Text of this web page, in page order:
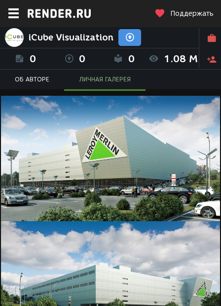
Поддержать
iCube Visualization
0 0 0 1.08 M
ОБ АВТОРЕ ЛИЧНАЯ ГАЛЕРЕЯ